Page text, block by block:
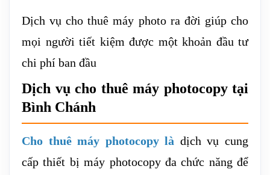
Dịch vụ cho thuê máy photo ra đời giúp cho
mọi người tiết kiệm được một khoản đầu tư
chi phí ban đầu
Dịch vụ cho thuê máy photocopy tại
Bình Chánh
Cho thuê máy photocopy là dịch vụ cung
cấp thiết bị máy photocopy đa chức năng để